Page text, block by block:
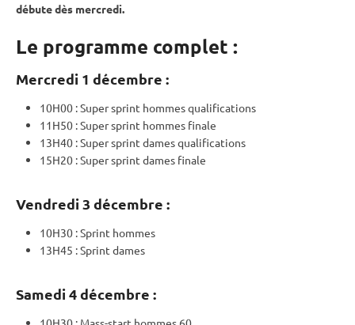
débute dès mercredi.
Le programme complet :
Mercredi 1 décembre :
10H00 :Supersprint hommes qualifications
11H50 :Supersprint hommes finale
13H40 :Supersprint dames qualifications
15H20 :Supersprint dames finale
Vendredi 3 décembre :
10H30 :Sprint hommes
13H45 :Sprint dames
Samedi 4 décembre :